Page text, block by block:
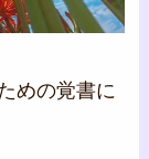
めの覚書に